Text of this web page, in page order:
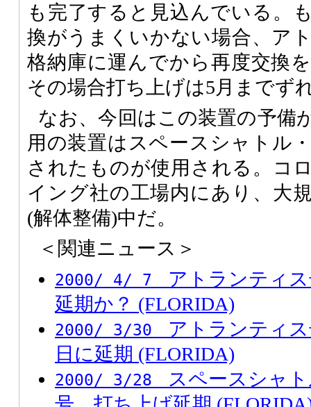
も完了すると見込んでいる。
換がうまくいかない場合、ア
格納庫に運んでから再度交換
その場合打ち上げは5月までず
なお、今回はこの装置の予備
用の装置はスペースシャトル
されたものが使用される。コ
イング社の工場内にあり、大
(解体整備)中だ。
＜関連ニュース＞
2000/ 4/ 7 アトランティ
延期か？ (FLORIDA)
2000/ 3/30 アトランティ
日に延期 (FLORIDA)
2000/ 3/28
スペースシャ